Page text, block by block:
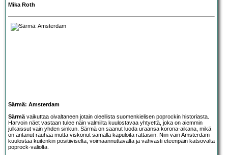
Mika Roth
Särmä: Amsterdam
Särmä vaikuttaa oivaltaneen jotain oleellista suomenkielisen poprockin historiasta.
Harvoin näet vastaan tulee näin valmiilta kuulostavaa yhtyettä, joka on aiemmin
julkaissut vain yhden sinkun. Särmä on saanut luoda uraansa korona-aikana, mikä
on antanut rauhaa mutta viskonut samalla kapuloita rattaisiin. Niin vain Amsterdam
kuulostaa kuitenkin positiiviselta, voimaannuttavalta ja vahvasti eteenpäin katsovalta
poprock-valiolta.